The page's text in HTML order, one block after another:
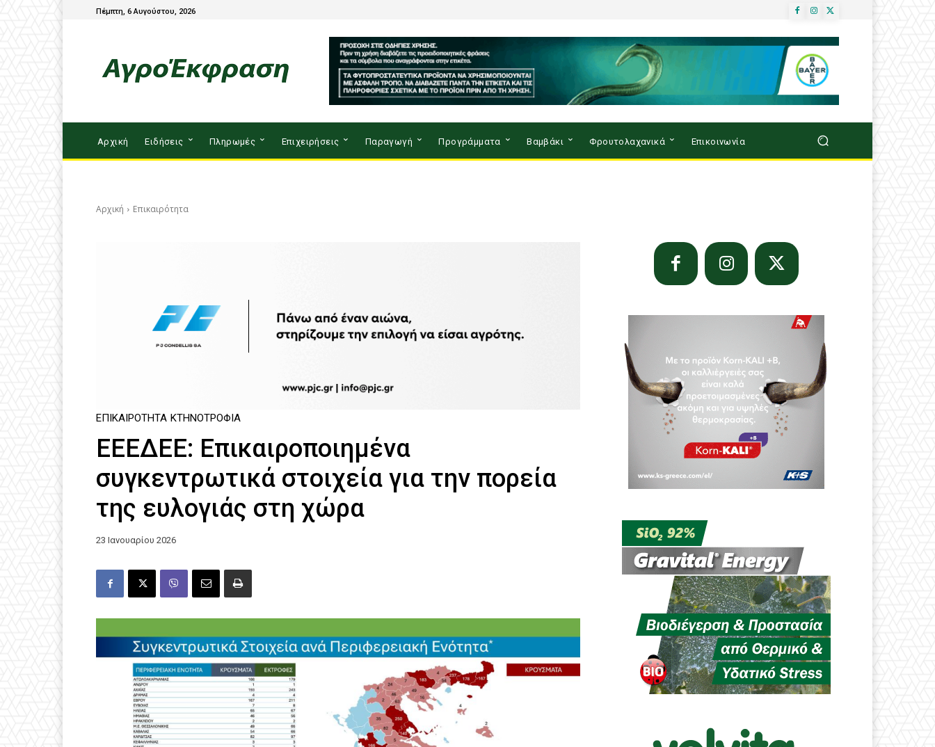
Πέμπτη, 6 Αυγούστου, 2026
Αρχική Ειδήσεις Πληρωμές Επιχειρήσεις Παραγωγή Προγράμματα Βαμβάκι Φρουτολαχανικά Επικοινωνία
Αρχική Επικαιρότητα
ΕΠΙΚΑΙΡΌΤΗΤΑ ΚΤΗΝΟΤΡΟΦΊΑ
ΕΕΕΔΕΕ: Επικαιροποιημένα
συγκεντρωτικά στοιχεία για την πορεία
της ευλογιάς στη χώρα
23 Ιανουαρίου 2026